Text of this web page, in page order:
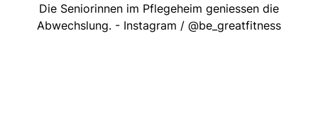
Die Seniorinnen im Pflegeheim geniessen die
Abwechslung. - Instagram / @be_greatfitness